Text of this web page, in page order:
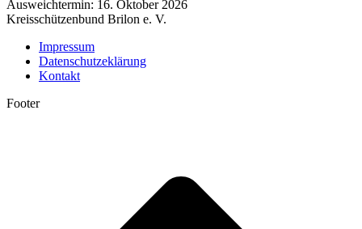
Ausweichtermin: 16. Oktober 2026
Kreisschützenbund Brilon e. V.
Impressum
Datenschutzeklärung
Kontakt
Footer